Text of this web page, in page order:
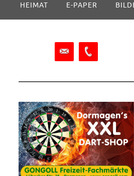
springen
HEIMAT E-PAPER